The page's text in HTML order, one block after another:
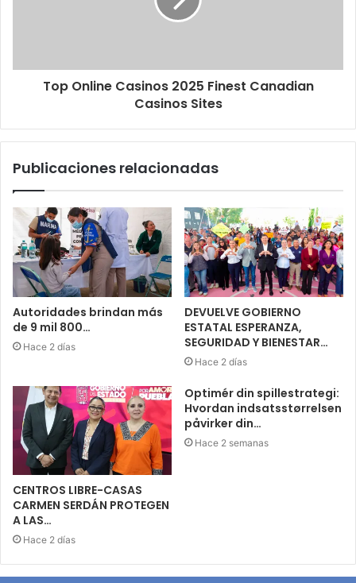
Top Online Casinos 2025 Finest Canadian
Casinos Sites
Publicaciones relacionadas
Autoridades brindan más
de 9 mil 800…
Hace 2 días
DEVUELVE GOBIERNO
ESTATAL ESPERANZA,
SEGURIDAD Y BIENESTAR…
Hace 2 días
CENTROS LIBRE-CASAS
CARMEN SERDÁN PROTEGEN
A LAS…
Hace 2 días
Optimér din spillestrategi:
Hvordan indsatsstørrelsen
påvirker din…
Hace 2 semanas